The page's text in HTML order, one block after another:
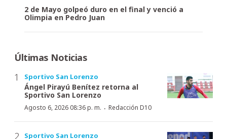
2 de Mayo golpeó duro en el final y venció a
Olimpia en Pedro Juan
Últimas Noticias
Sportivo San Lorenzo
Ángel Pirayú Benítez retorna al
Sportivo San Lorenzo
Agosto 6, 2026 08:36 p. m. · Redacción D10
Sportivo San Lorenzo